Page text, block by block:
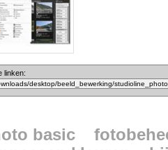
linken:
basic